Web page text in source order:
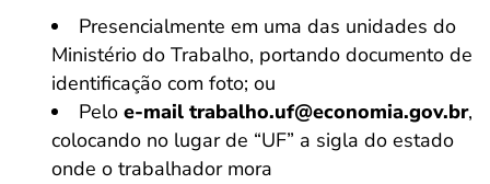
Presencialmente em uma das unidades do
Ministério do Trabalho, portando documento de
identificação com foto; ou
Pelo e-mail trabalho.uf@economia.gov.br,
colocando no lugar de “UF” a sigla do estado
onde o trabalhador mora